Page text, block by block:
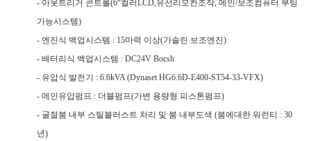
- 아웃트리거 콘트롤(6“컬러LCD,유선리모컨조작, 메인/보조컴퓨터 부팅
가능시스템)
- 엔진식 백업시스템 : 15마력 이상(가솔린 보조엔진)
- 배터리식 백업시스템 : DC24V Bocsh
- 유압식 발전기 : 6.6kVA (Dynaset HG6.6D-E400-ST54-33-VFX)
- 메인유압펌프 : 더블펌프(가변 용량형 피스톤펌프)
- 굴절붐 내부 스틸블러스트 처리 및 붐 내부도색 (붐에대한 워런티 : 30
년)